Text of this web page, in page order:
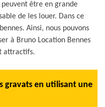
être en grande
de les louer. Dans ce
Ainsi, nous pouvons
à Bruno Location Bennes
attractifs.
gravats en utilisant une